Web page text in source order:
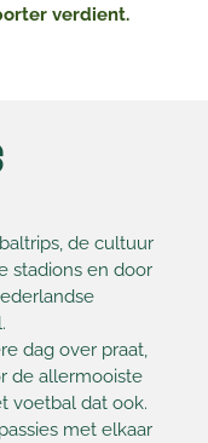
verdient.
de cultuur
stadions en door
dag over praat,
de allermooiste
voetbal dat ook.
met elkaar